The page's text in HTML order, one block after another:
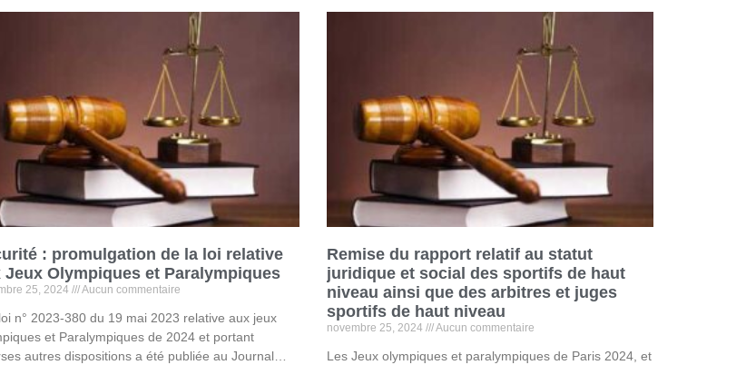
: promulgation de la loi relative
Jeux Olympiques et Paralympiques
25, 2024 Aucun commentaire
n° 2023-380 du 19 mai 2023 relative aux jeux
et Paralympiques de 2024 et portant
autres dispositions a été publiée au Journal…
Remise du rapport relatif au statut
juridique et social des sportifs de haut
niveau ainsi que des arbitres et juges
sportifs de haut niveau
novembre 25, 2024 Aucun commentaire
Les Jeux olympiques et paralympiques de Paris 2024, et